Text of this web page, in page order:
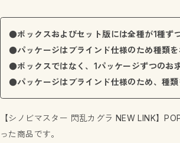
●ボックスおよびセット版には全種が1種ず
●パッケージはブラインド仕様のため種類を
●ボックスではなく、1パッケージずつのお
●パッケージはブラインド仕様のため、種類
【シノビマスター 閃乱カグラ NEW LINK】
った商品です。